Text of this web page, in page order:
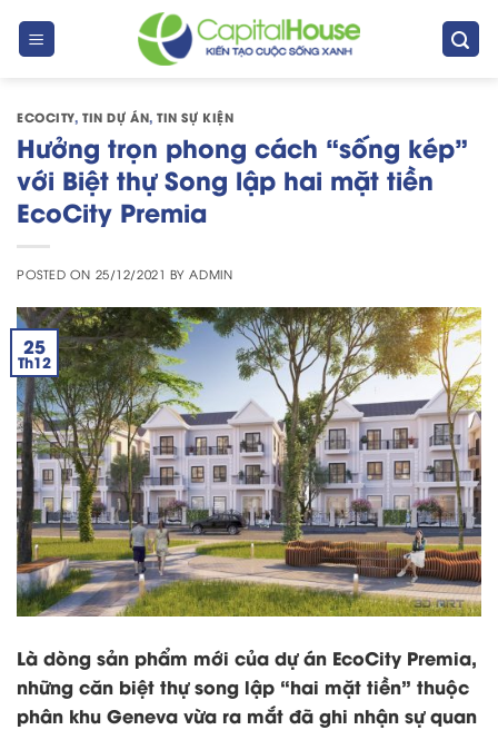
ECOCITY,TIN DỰ ÁN,TIN SỰ KIỆN
Hưởng trọn phong cách “sống kép”
với Biệt thự Song lập hai mặt tiền
EcoCity Premia
POSTED ON 25/12/2021 BY ADMIN
25
Th12
Là dòng sản phẩm mới của dự án EcoCity Premia,
những căn biệt thự song lập “hai mặt tiền” thuộc
phân khu Geneva vừa ra mắt đã ghi nhận sự quan